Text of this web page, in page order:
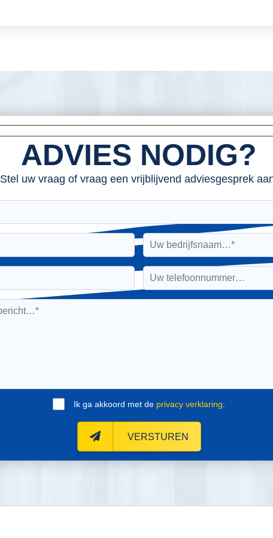
ADVIES NODIG?
Stel uw vraag of vraag een vrijblijvend adviesgesprek
Ik ga akkoord met de privacy verklaring
VERSTUREN